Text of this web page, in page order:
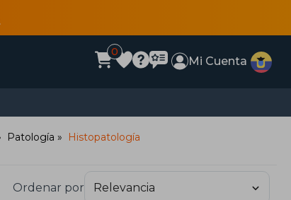
0
Mi Cuenta
Patología Histopatología
Ordenar por